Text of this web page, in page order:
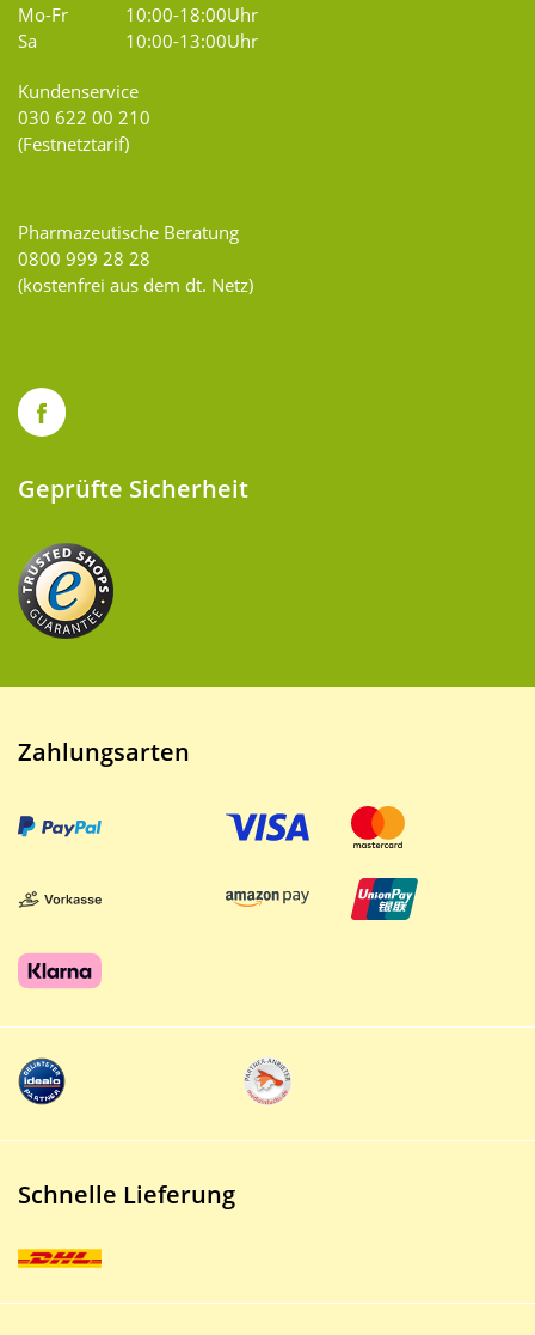
Mo-Fr
10:00-18:00Uhr
Sa
10:00-13:00Uhr
Kundenservice
030 622 00 210
(Festnetztarif)
Pharmazeutische Beratung
0800 999 28 28
(kostenfrei aus dem dt. Netz)
Geprüfte Sicherheit
Zahlungsarten
Schnelle Lieferung